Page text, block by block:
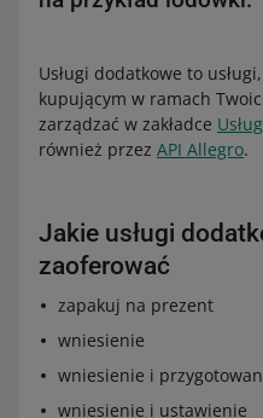
Usługi dodatkowe to
kupującym w ramach
zarządzać w zakładce
również przez API Allegro.
Jakie usługi
zaoferować
zapakuj na prezent
wniesienie
wniesienie i
wniesienie i ustawienie